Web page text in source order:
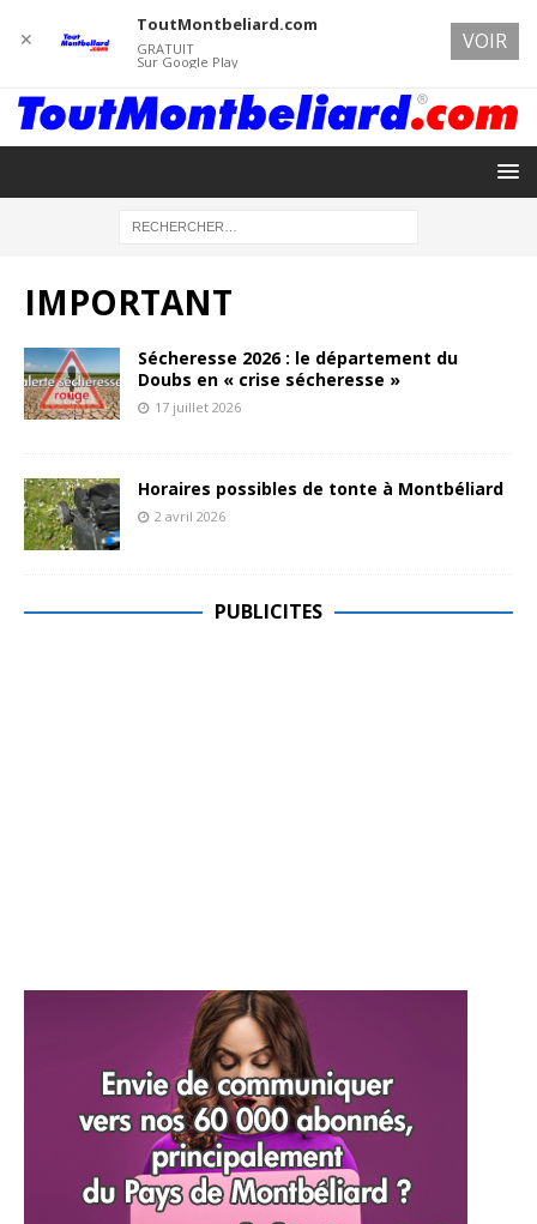
IMPORTANT
Sécheresse 2026 : le département du
Doubs en « crise sécheresse »
17 juillet 2026
Horaires possibles de tonte à Montbéliard
2 avril 2026
PUBLICITES
✕
ToutMontbeliard.com
GRATUIT
Sur Google Play
VOIR